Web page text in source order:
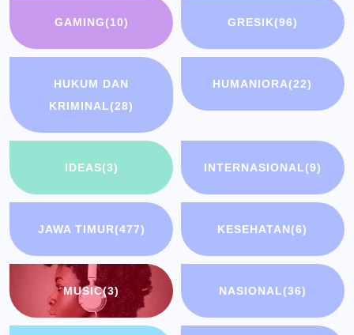
GAMING(10) GRESIK(96)
HUKUM DAN
KRIMINAL(28)
HUMANIORA(22)
IDEAS(3) INTERNASIONAL(9)
JAWA TIMUR(477) KESEHATAN(6)
MUSIC(3) NASIONAL(36)